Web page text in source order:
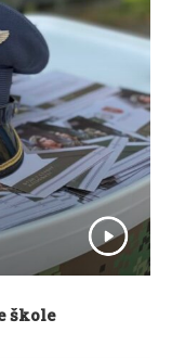
škole